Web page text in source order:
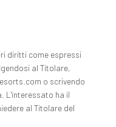
diritti come espressi
al Titolare,
o scrivendo
L'interessato ha il
al Titolare del